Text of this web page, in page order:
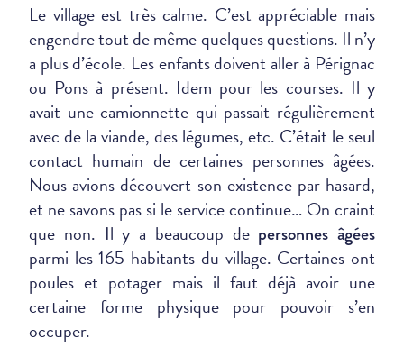
Le village est très calme. C’est appréciable mais
engendre tout de même quelques questions. Il n’y
a plus d’école. Les enfants doivent aller à Pérignac
ou Pons à présent. Idem pour les courses. Il y
avait une camionnette qui passait régulièrement
avec de la viande, des légumes, etc. C’était le seul
contact humain de certaines personnes âgées.
Nous avions découvert son existence par hasard,
et ne savons pas si le service continue… On craint
que non. Il y a beaucoup de personnes âgées
parmi les 165 habitants du village. Certaines ont
poules et potager mais il faut déjà avoir une
certaine forme physique pour pouvoir s’en
occuper.